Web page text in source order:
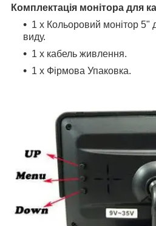
Комплектація монітора для
1 х Кольоровий монітор 5"
виду.
1 х кабель живлення.
1 х Фірмова Упаковка.